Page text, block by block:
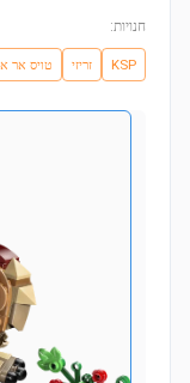
חנויות:
KSP זריזי טויס אר